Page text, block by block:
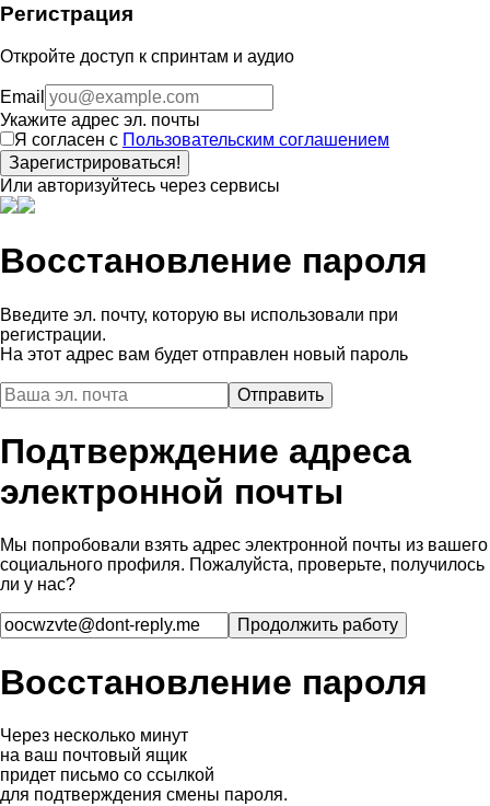
Регистрация
Откройте доступ к спринтам и аудио
Email
Укажите адрес эл. почты
Я согласен с Пользовательским соглашением
Зарегистрироваться!
Или авторизуйтесь через сервисы
Восстановление пароля
Введите эл. почту, которую вы использовали при
регистрации.
На этот адрес вам будет отправлен новый пароль
Подтверждение адреса
электронной почты
Мы попробовали взять адрес электронной почты из вашего
социального профиля. Пожалуйста, проверьте, получилось
ли у нас?
Восстановление пароля
Через несколько минут
на ваш почтовый ящик
придет письмо со ссылкой
для подтверждения смены пароля.